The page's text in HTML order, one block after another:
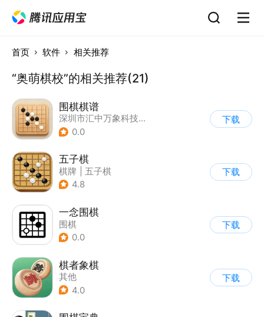
首页 软件 相关推荐
“奥萌棋校”的相关推荐(21)
围棋棋谱
深圳市汇中万象科技有限公司
0.0
下载
五子棋
棋牌
五子棋
4.8
下载
一念围棋
围棋
0.0
下载
棋者象棋
其他
4.0
下载